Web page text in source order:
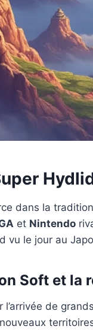
dans la
et Nintendo
vu le jour au
Soft et la
de